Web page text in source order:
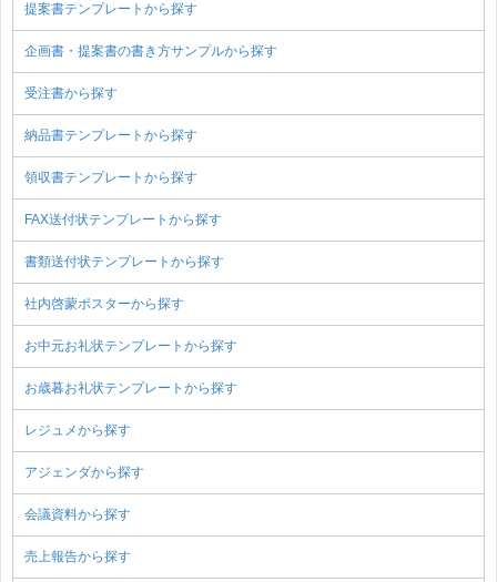
提案書テンプレートから探す
企画書・提案書の書き方サンプルから探す
受注書から探す
納品書テンプレートから探す
領収書テンプレートから探す
FAX送付状テンプレートから探す
書類送付状テンプレートから探す
社内啓蒙ポスターから探す
お中元お礼状テンプレートから探す
お歳暮お礼状テンプレートから探す
レジュメから探す
アジェンダから探す
会議資料から探す
売上報告から探す